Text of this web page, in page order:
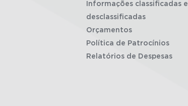
Informações classificadas e
desclassificadas
Orçamentos
Política de Patrocínios
Relatórios de Despesas